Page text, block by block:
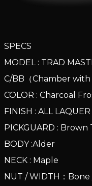
SPECS
MODEL : TRAD
C/BB（Chamber
COLOR : Charcoal
FINISH : ALL
PICKGUARD :
BODY :Alder
NECK : Maple
NUT / WIDTH：